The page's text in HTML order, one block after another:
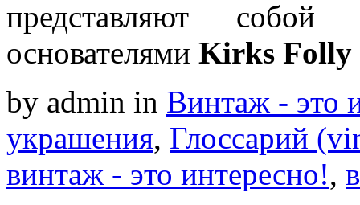
представляют
основателями Kirks Folly
by admin in Винтаж - это
украшения, Глоссарий
винтаж - это интересно!,